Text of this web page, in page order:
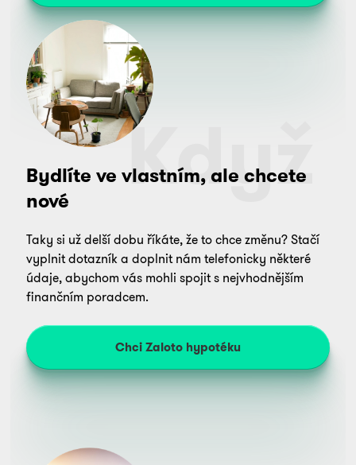
Bydlíte ve vlastním, ale chcete
nové
Když
Taky si už delší dobu říkáte, že to chce změnu? Stačí
vyplnit dotazník a doplnit nám telefonicky některé
údaje, abychom vás mohli spojit s nejvhodnějším
finančním poradcem.
Chci Zaloto hypotéku